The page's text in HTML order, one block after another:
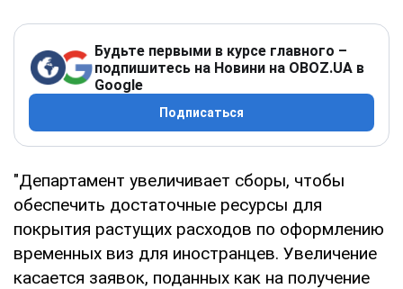
Будьте первыми в курсе главного –
подпишитесь на Новини на OBOZ.UA в
Google
Подписаться
"Департамент увеличивает сборы, чтобы
обеспечить достаточные ресурсы для
покрытия растущих расходов по оформлению
временных виз для иностранцев. Увеличение
касается заявок, поданных как на получение